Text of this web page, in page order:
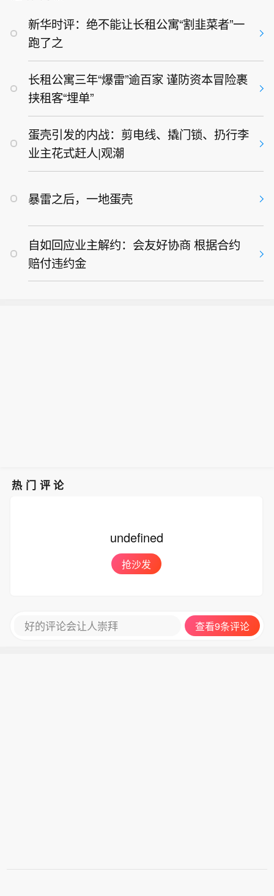
史保护信托基金会不具备阻止白宫施工
的诉讼资格，地区法院无权介入该项
目，且政府在国家安全方面的利益应得
到优先考虑。特朗普称，该项目不仅包
括宴会厅，还包括防空洞、医院及医疗
设施、机密军事设施、防导弹钢结构、
防无人机屋顶、军用通风系统以及防
家安全和军事设施项目。他还表示，相
关项目由其本人及其他美国私人捐助者
出资，不会由纳税人承担费用，并称上
诉法院裁决将威胁白宫工作人员、未来
全。（央视新闻）
发文称，将立即就联邦上诉法院阻止白
宫宴会厅项目的裁决向美国最高法院提
出上诉，并称该裁决“出于政治动机且违
法”。特朗普援引联邦上诉法院法官内奥
米·拉奥的反对意见称，原告美国国家历
史保护信托基金会不具备阻止白宫施工
的诉讼资格，地区法院无权介入该项
到优先考虑。特朗普称，该项目不仅包
括宴会厅，还包括防空洞、医院及医疗
设施、机密军事设施、防导弹钢结构、
弹、防爆玻璃等，属于一个整体性的国
关项目由其本人及其他美国私人捐助者
出资，不会由纳税人承担费用，并称上
诉法院裁决将威胁白宫工作人员、未来
新华时评：绝不能让长租公寓“割韭菜者”一
跑了之
长租公寓三年“爆雷”逾百家 谨防资本冒险裹
挟租客“埋单”
蛋壳引发的内战：剪电线、撬门锁、扔行李
业主花式赶人|观潮
暴雷之后，一地蛋壳
自如回应业主解约：会友好协商 根据合约
赔付违约金
热门评论
undefined
抢沙发
好的评论会让人崇拜 查看9条评论